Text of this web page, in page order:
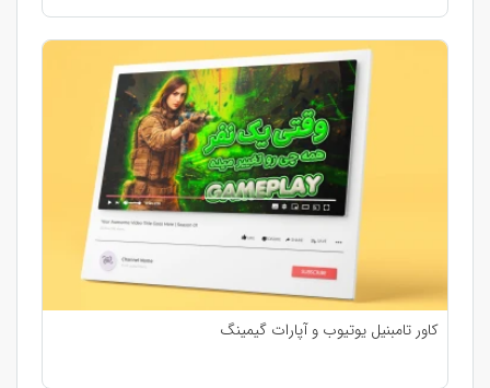
کاور تامبنیل یوتیوب و آپارات گیمینگ